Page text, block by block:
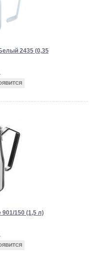
2435 (0,35
901/150 (1,5 л)